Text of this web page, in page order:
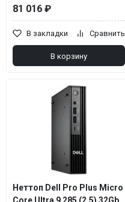
81 016 ₽
В закладки Сравнить
В корзину
Неттоп Dell Pro Plus Micro